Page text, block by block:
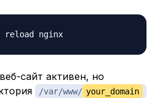
сайт активен, но
/var/www/ your_domain